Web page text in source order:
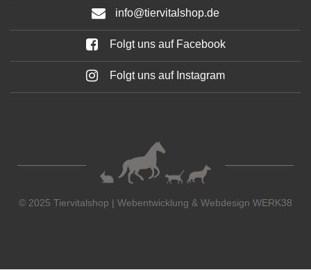
info@tiervitalshop.de
Folgt uns auf Facebook
Folgt uns auf Instagram
© 2025 Tiervitalshop | Webentwicklung & Webdesign WERK38